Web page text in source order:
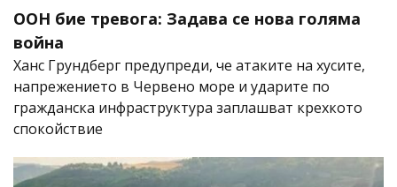
ООН бие тревога: Задава се нова голяма
война
Ханс Грундберг предупреди, че атаките на хусите,
напрежението в Червено море и ударите по
гражданска инфраструктура заплашват крехкото
спокойствие